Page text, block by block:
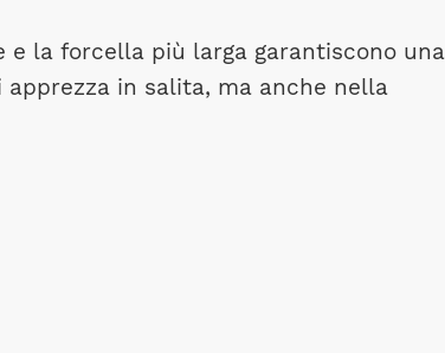
e la forcella più larga garantiscono una
in salita, ma anche nella